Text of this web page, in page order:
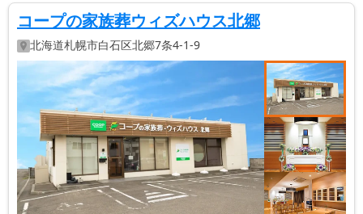
コープの家族葬ウィズハウス北郷
北海道札幌市白石区北郷7条4-1-9